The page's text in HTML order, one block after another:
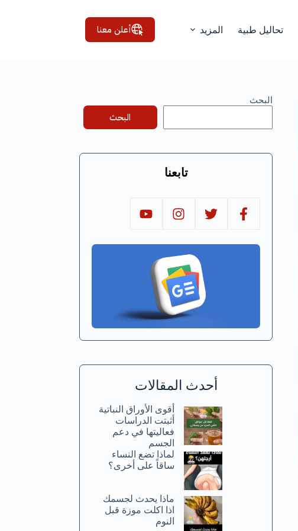
تحاليل طبية المزيد أعلن معنا
البحث
البحث
تابعنا
أحدث المقالات
أقوى الأوراق النباتية
أثبتت الدراسات
فعاليتها في دعم
الجسم
لماذا تضع النساء
ساقاً على أخرى؟
ماذا يحدث لجسمك
اذا اكلت موزة قبل
النوم